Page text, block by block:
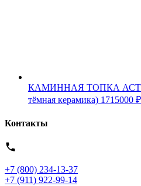
КАМИННАЯ ТОПКА
тёмная керамика) 1715000 ₽
Контакты
+7 (800) 234-13-37
+7 (911) 922-99-14